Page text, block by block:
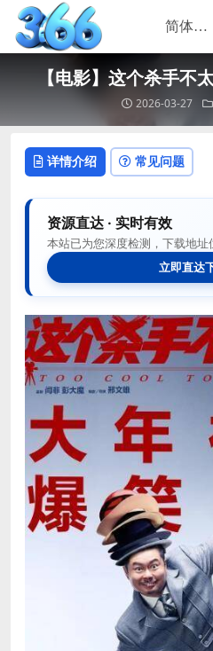
【电影】这个杀手不
2026-03-27
详情介绍 常见问题
资源直达 · 实时有效
本站已为您深度检测，下载地址
立即直达